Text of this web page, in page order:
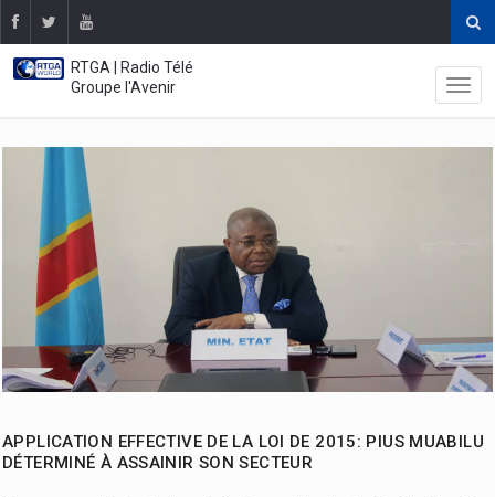
RTGA | Radio Télé
Groupe l'Avenir
APPLICATION EFFECTIVE DE LA LOI DE 2015: PIUS MUABILU
DÉTERMINÉ À ASSAINIR SON SECTEUR